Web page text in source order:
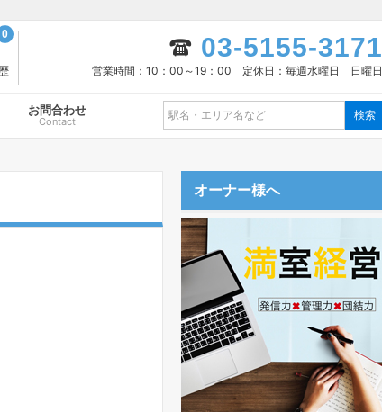
0 03-5155-3171
営業時間：10：00～19：00 定休日：毎週水曜日 日曜日
お問合わせ
Contact
オーナー様へ